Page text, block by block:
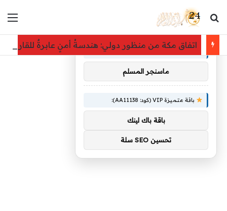
بحث عن
اتفاق مكة من منظور دولي: هندسةُ أمنٍ عابرةٌ للقارات
توصيات :
باقة متميزة VIP (كود: AA26790):
ماسنجر المسلم
باقة متميزة VIP (كود: AA11138):
باقة باك لينك
تحسين SEO سلة